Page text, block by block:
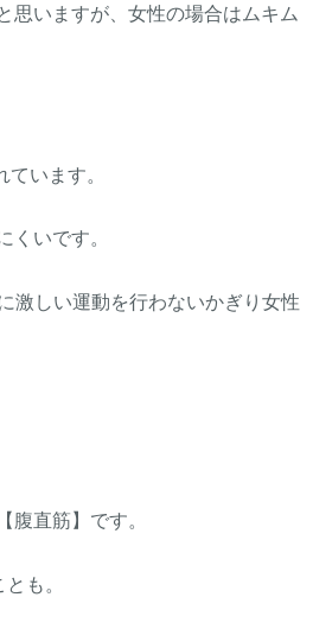
思いますが、女性の場合はムキム
います。
いです。
激しい運動を行わないかぎり女性
直筋】です。
も。